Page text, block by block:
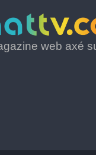
web axé